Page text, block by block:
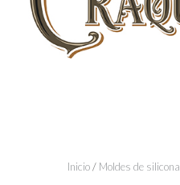
Inicio/ Moldes de silicona